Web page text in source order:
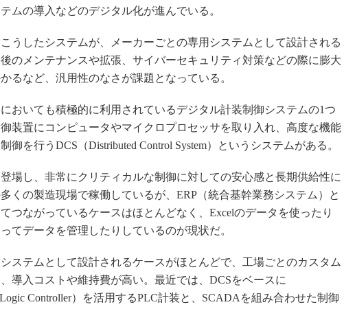
ムの導入などのデジタル化が進んでいる。
うしたシステムが、メーカーごとの専用システムとして設計される
のメンテナンスや拡張、サイバーセキュリティ対策などの際に膨大
るなど、汎用性のなさが課題となっている。
おいても積極的に利用されているデジタル計装制御システムの1つ
装置にコンピュータやマイクロプロセッサを取り入れ、高度な機能
御を行うDCS（Distributed Control System）というシステムがある。
場し、非常にクリティカルな制御に対しての安心感と長期供給性に
くの製造現場で稼働しているが、ERP（統合基幹業務システム）と
つながっているケースはほとんどなく、Excelのデータを使ったり
てデータを管理したりしているのが現状だ。
ステムとして設計されるケースがほとんどで、工場ごとのカスタム
導入コストや維持費が高い。最近では、DCSをベースに
Logic Controller）を活用するPLC計装と、SCADAを組み合わせた制御